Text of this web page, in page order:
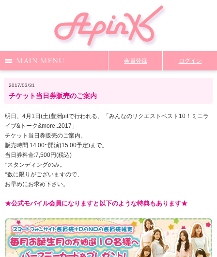
News
Video Q&A
ファンクラブ限定コンテンツ
会員登録 ログイン
2017/03/31
チケット当日券販売のご案内
明日、4月1日(土)豊洲pitで行われる、「みんなのリクエストベスト10！ミニラ
イブ&トーク&more..2017」
チケット当日券販売のご案内。
販売時間:14:00~開演(15:00予定)まで。
当日券料金:7,500円(税込)
*スタンディングのみ。
*数に限りがございますので、
お早めにお求め下さい。
★公式モバイル会員になりますと以下のような特典もあります★